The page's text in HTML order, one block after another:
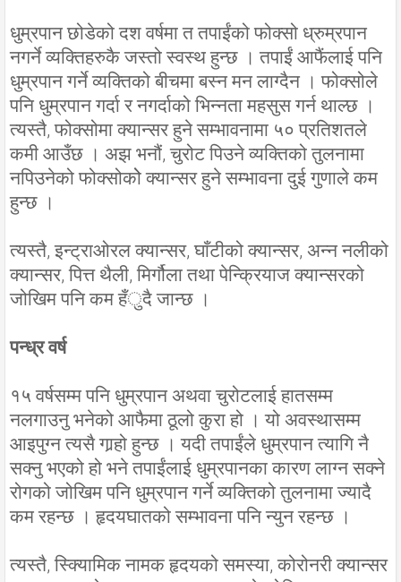
धुम्रपान छोडेको दश वर्षमा त तपाईंको फोक्सो ध्रुम्रपान
नगर्ने व्यक्तिहरुकै जस्तो स्वस्थ हुन्छ । तपाईं आफैंलाई पनि
धुम्रपान गर्ने व्यक्तिको बीचमा बस्न मन लाग्दैन । फोक्सोले
पनि धुम्रपान गर्दा र नगर्दाको भिन्नता महसुस गर्न थाल्छ ।
त्यस्तै, फोक्सोमा क्यान्सर हुने सम्भावनामा ५० प्रतिशतले
कमी आउँछ । अझ भनौं, चुरोट पिउने व्यक्तिको तुलनामा
नपिउनेको फोक्सोकोे क्यान्सर हुने सम्भावना दुई गुणाले कम
हुन्छ ।
त्यस्तै, इन्ट्राओरल क्यान्सर, घाँटीको क्यान्सर, अन्न नलीको
क्यान्सर, पित्त थैली, मिर्गौला तथा पेन्क्रियाज क्यान्सरको
जोखिम पनि कम हँुदै जान्छ ।
पन्ध्र वर्ष
१५ वर्षसम्म पनि धुम्रपान अथवा चुरोटलाई हातसम्म
नलगाउनु भनेको आफैमा ठूलो कुरा हो । यो अवस्थासम्म
आइपुग्न त्यसै गार्‍हो हुन्छ । यदी तपाईंले धुम्रपान त्यागि नै
सक्नु भएको हो भने तपाईंलाई धुम्रपानका कारण लाग्न सक्ने
रोगको जोखिम पनि धुम्रपान गर्ने व्यक्तिको तुलनामा ज्यादै
कम रहन्छ । हृदयघातको सम्भावना पनि न्युन रहन्छ ।
त्यस्तै, स्क्यािमिक नामक हृदयको समस्या, कोरोनरी क्यान्सर